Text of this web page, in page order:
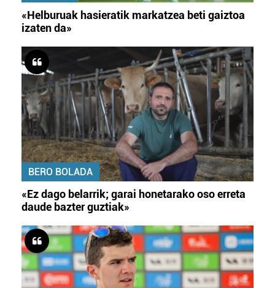
«Helburuak hasieratik markatzea beti gaiztoa
izaten da»
BERO BOLADA
«Ez dago belarrik; garai honetarako oso erreta
daude bazter guztiak»